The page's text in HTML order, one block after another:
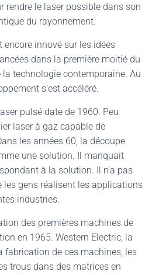
rendre le laser possible dans son
du rayonnement.
encore innové sur les idées
dans la première moitié du
technologie contemporaine. Au
s’est accéléré.
pulsé date de 1960. Peu
laser à gaz capable de
les années 60, la découpe
une solution. Il manquait
à la solution. Il n’a pas
gens réalisent les applications
industries.
des premières machines de
en 1965. Western Electric, la
fabrication de ces machines, les
trous dans des matrices en